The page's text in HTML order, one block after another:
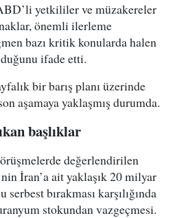
yetkililer ve müzakereler
önemli ilerleme
bazı kritik konularda halen
ifade etti.
bir barış planı üzerinde
aşamaya yaklaşmış durumda.
başlıklar
değerlendirilen
İran’a ait yaklaşık 20 milyar
bırakması karşılığında
stokundan vazgeçmesi.